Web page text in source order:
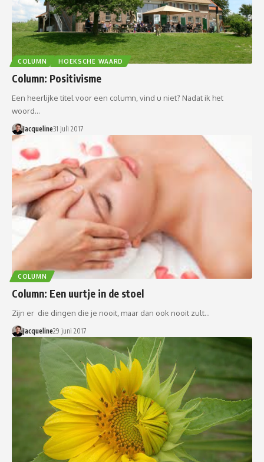
COLUMN HOEKSCHE WAARD
Column: Positivisme
Een heerlijke titel voor een column, vind u niet? Nadat ik het
woord…
Jacqueline31 juli 2017
COLUMN
Column: Een uurtje in de stoel
Zijn er die dingen die je nooit, maar dan ook nooit zult…
Jacqueline29 juni 2017